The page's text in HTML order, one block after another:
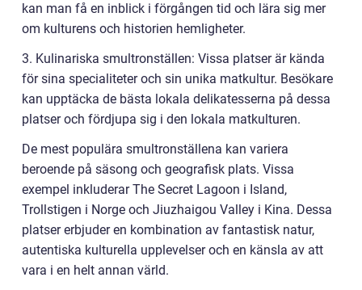
kan man få en inblick i förgången tid och lära sig mer
om kulturens och historien hemligheter.
3. Kulinariska smultronställen: Vissa platser är kända
för sina specialiteter och sin unika matkultur. Besökare
kan upptäcka de bästa lokala delikatesserna på dessa
platser och fördjupa sig i den lokala matkulturen.
De mest populära smultronställena kan variera
beroende på säsong och geografisk plats. Vissa
exempel inkluderar The Secret Lagoon i Island,
Trollstigen i Norge och Jiuzhaigou Valley i Kina. Dessa
platser erbjuder en kombination av fantastisk natur,
autentiska kulturella upplevelser och en känsla av att
vara i en helt annan värld.